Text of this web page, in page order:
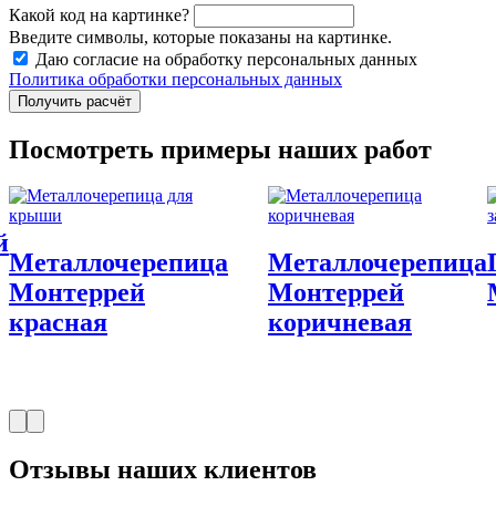
Какой код на картинке?
Введите символы, которые показаны на картинке.
Даю согласие на обработку персональных данных
Политика обработки персональных данных
Посмотреть примеры наших работ
Металлочерепица
Монтеррей
красная
Металлочерепица
Монтеррей
коричневая
Отзывы наших клиентов